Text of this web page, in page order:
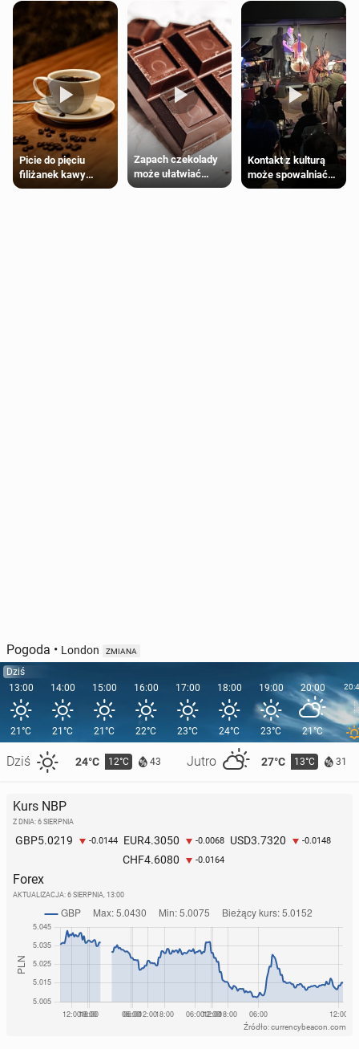
Picie do pięciu
filiżanek kawy
dziennie jest
Zapach czekolady
może ułatwiać
trening siłowy
Kontakt z kulturą
może spowalniać
starzenie
Pogoda • London ZMIANA
Dziś
13:00
21°C
Dziś 24°C 12°C 43 Jutro 27°C 13°C 31
14:00
21°C
15:00
21°C
16:00
22°C
17:00
23°C
18:00
24°C
19:00
23°C
20:00
21°C
Kurs NBP
Z DNIA: 6 SIERPNIA
GBP5.0219 -0.0144 EUR4.3050 -0.0068 USD3.7320 -0.0148
CHF4.6080 -0.0164
Forex
AKTUALIZACJA: 6 SIERPNIA, 13:00
Źródło: currencybeacon.com